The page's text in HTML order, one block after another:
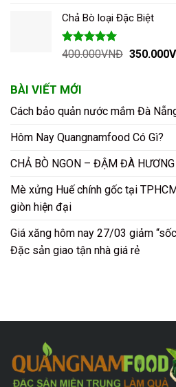
5 sao
là:
Chả Bò loại Đặc Biệt
Được xếp
400.000VNĐ Giá
350.000
BÀI VIẾT MỚI
Cách bảo quản nước mắm Đà
Hôm Nay Quangnamfood Có Gì?
CHẢ BÒ NGON – ĐẬM ĐÀ
Mè xửng Huế chính gốc tại
giòn hiện đại
Giá xăng hôm nay 27/03 giảm
Đặc sản giao tận nhà giá rẻ